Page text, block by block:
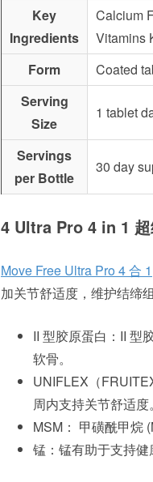
Key
Ingredients
Calcium
Vitamins
Form Coated
Serving
Size
1 tablet
Servings
per Bottle
30 day
4 Ultra Pro 4 in 1 超
Move Free Ultra Pro 4 合 1
加关节舒适度，维护结缔
II 型胶原蛋白：II 型
软骨。
UNIFLEX（
周内支持关节舒适度。
MSM： 甲磺酰甲烷
锰：锰有助于支持健